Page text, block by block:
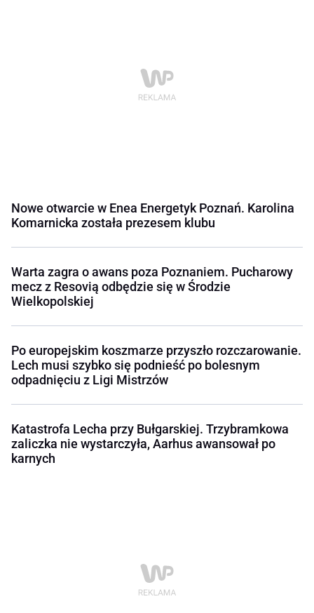
Nowe otwarcie w Enea Energetyk Poznań. Karolina
Komarnicka została prezesem klubu
Warta zagra o awans poza Poznaniem. Pucharowy
mecz z Resovią odbędzie się w Środzie
Wielkopolskiej
Po europejskim koszmarze przyszło rozczarowanie.
Lech musi szybko się podnieść po bolesnym
odpadnięciu z Ligi Mistrzów
Katastrofa Lecha przy Bułgarskiej. Trzybramkowa
zaliczka nie wystarczyła, Aarhus awansował po
karnych